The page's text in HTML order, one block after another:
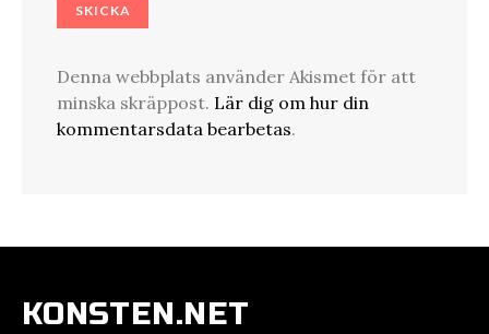
Denna webbplats använder Akismet för att
minska skräppost. Lär dig om hur din
kommentarsdata bearbetas.
KONSTEN.NET